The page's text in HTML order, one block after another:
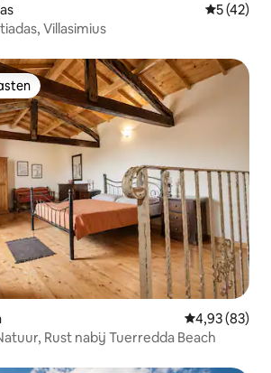
5 (42)
Villasimius
Gemiddelde
4,93 (83)
Rust nabij Tuerredda Beach